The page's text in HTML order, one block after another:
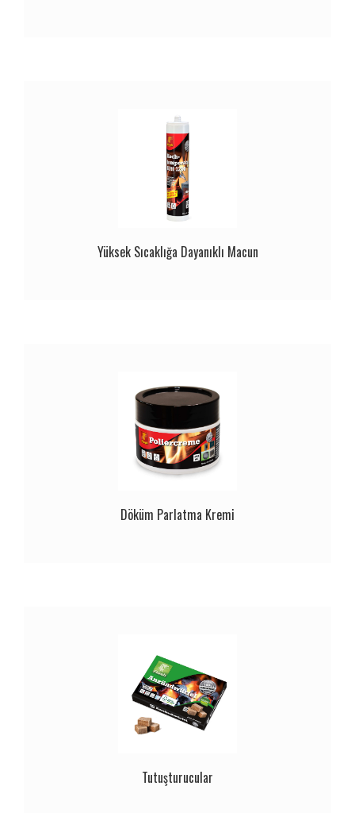
Yüksek Sıcaklığa Dayanıklı Macun
Döküm Parlatma Kremi
Tutuşturucular